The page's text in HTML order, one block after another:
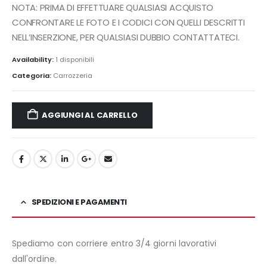
NOTA: PRIMA DI EFFETTUARE QUALSIASI ACQUISTO
CONFRONTARE LE FOTO E I CODICI CON QUELLI DESCRITTI
NELL’INSERZIONE, PER QUALSIASI DUBBIO CONTATTATECI.
Availability: 1 disponibili
Categoria: Carrozzeria
AGGIUNGI AL CARRELLO
SPEDIZIONI E PAGAMENTI
Spediamo con corriere entro 3/4 giorni lavorativi
dall'ordine.